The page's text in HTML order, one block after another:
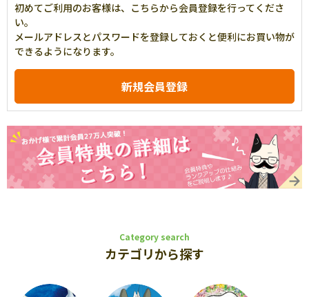
初めてご利用のお客様は、こちらから会員登録を行ってくださ
い。
メールアドレスとパスワードを登録しておくと便利にお買い物が
できるようになります。
Category search
カテゴリから探す